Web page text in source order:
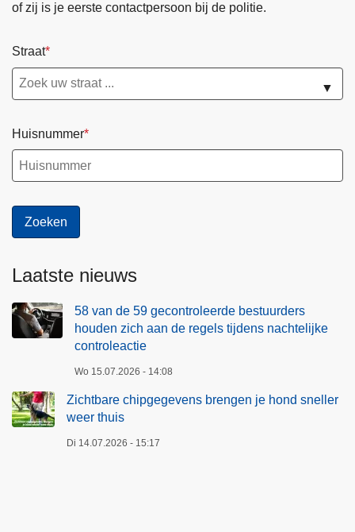
of zij is je eerste contactpersoon bij de politie.
Straat
▼
Huisnummer
Laatste nieuws
58 van de 59 gecontroleerde bestuurders
houden zich aan de regels tijdens nachtelijke
controleactie
Wo 15.07.2026 - 14:08
Zichtbare chipgegevens brengen je hond sneller
weer thuis
Di 14.07.2026 - 15:17